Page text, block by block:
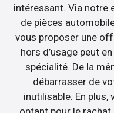
intéressant. Via notre
de pièces
vous proposer une
hors d’usage peut
spécialité. De la
débarrasser de
inutilisable. En plus,